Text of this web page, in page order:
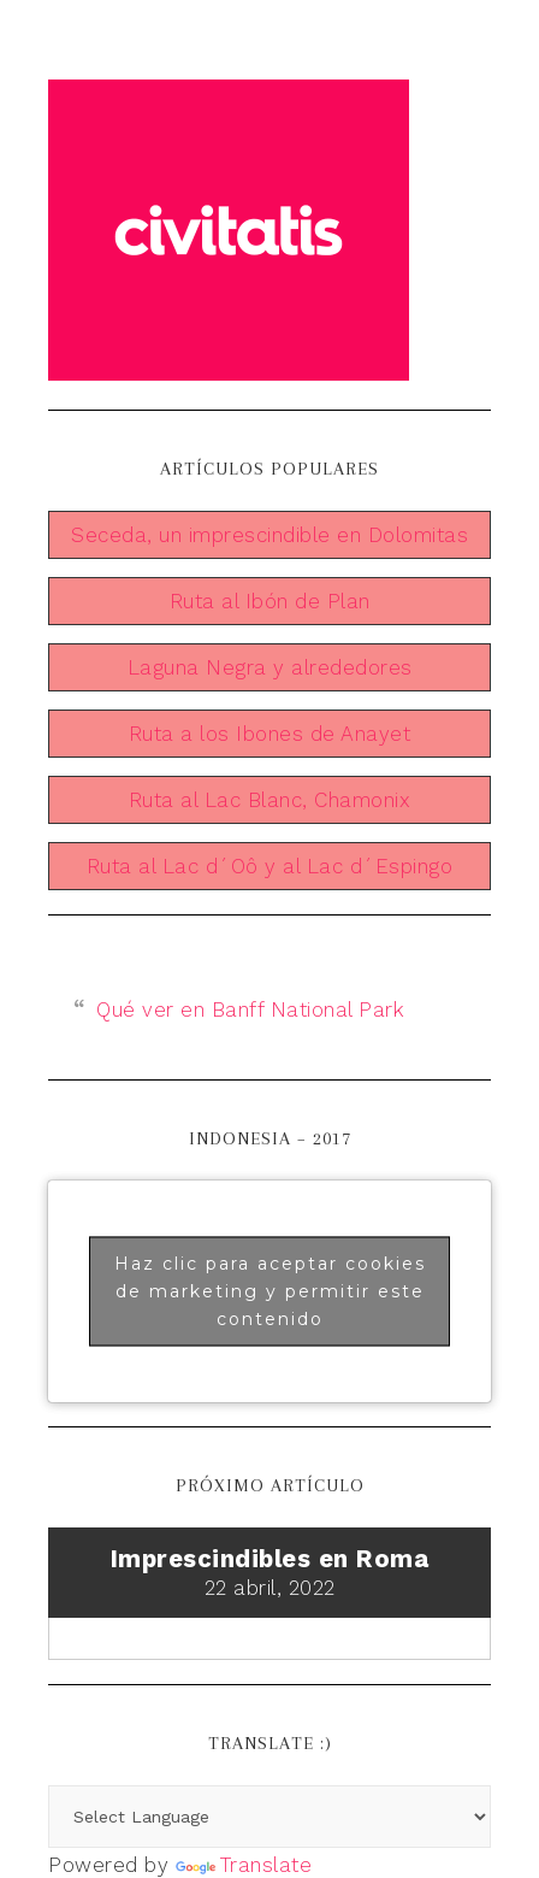
ARTÍCULOS POPULARES
Seceda, un imprescindible en Dolomitas
Ruta al Ibón de Plan
Laguna Negra y alrededores
Ruta a los Ibones de Anayet
Ruta al Lac Blanc, Chamonix
Ruta al Lac d´Oô y al Lac d´Espingo
Qué ver en Banff National Park
INDONESIA – 2017
Haz clic para aceptar cookies
de marketing y permitir este
contenido
PRÓXIMO ARTÍCULO
Imprescindibles en Roma
22 abril, 2022
TRANSLATE :)
Powered by Translate